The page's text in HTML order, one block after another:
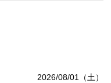
2026/08/01（土）